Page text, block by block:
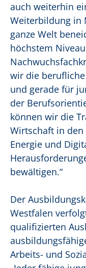
auch weiterhin
Weiterbildung in
ganze Welt
höchstem
wir die
und gerade für
der
können wir die
Wirtschaft in
Energie und
bewältigen.“
Der
Westfalen
qualifizierten
Arbeits- und